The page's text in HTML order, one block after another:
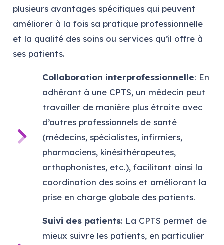
plusieurs avantages spécifiques qui peuvent
améliorer à la fois sa pratique professionnelle
et la qualité des soins ou services qu’il offre à
ses patients.
Collaboration interprofessionnelle: En
adhérant à une CPTS, un médecin peut
travailler de manière plus étroite avec
d’autres professionnels de santé
(médecins, spécialistes, infirmiers,
pharmaciens, kinésithérapeutes,
orthophonistes, etc.), facilitant ainsi la
coordination des soins et améliorant la
prise en charge globale des patients.
Suivi des patients: La CPTS permet de
mieux suivre les patients, en particulier